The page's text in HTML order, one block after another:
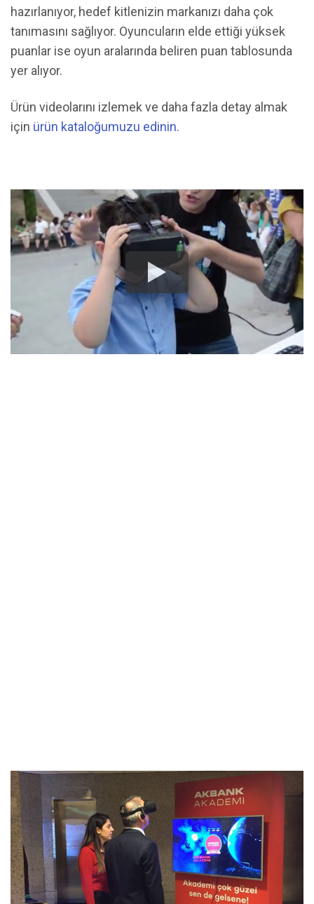
hazırlanıyor, hedef kitlenizin markanızı daha çok
tanımasını sağlıyor. Oyuncuların elde ettiği yüksek
puanlar ise oyun aralarında beliren puan tablosunda
yer alıyor.
Ürün videolarını izlemek ve daha fazla detay almak
için ürün kataloğumuzu edinin.